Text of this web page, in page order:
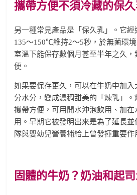
攜帶方便不須冷藏的保
另一種常見產品是「保久乳」。它
135～150℃維持2～5秒，於無菌環
室溫下能保存數個月甚至半年之久
便。
如果要保存更久，可以在牛奶中加
分水分，變成濃稠甜美的「煉乳」。
攜帶方便，可用開水沖泡飲用、加
用。早期它被發明出來是為了延長
隊與嬰幼兒營養補給上曾發揮重要作
固體的牛奶？奶油和起